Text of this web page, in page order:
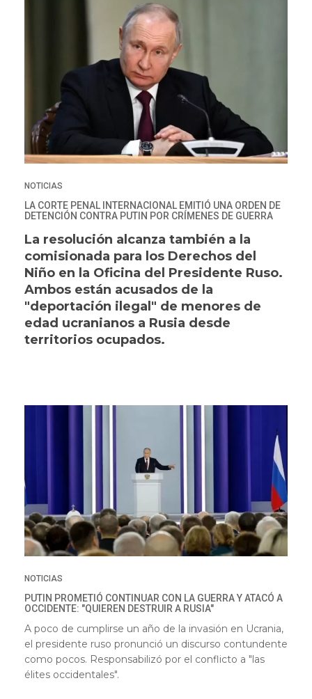
NOTICIAS
LA CORTE PENAL INTERNACIONAL EMITIÓ UNA ORDEN DE
DETENCIÓN CONTRA PUTIN POR CRÍMENES DE GUERRA
La resolución alcanza también a la
comisionada para los Derechos del
Niño en la Oficina del Presidente Ruso.
Ambos están acusados de la
"deportación ilegal" de menores de
edad ucranianos a Rusia desde
territorios ocupados.
NOTICIAS
PUTIN PROMETIÓ CONTINUAR CON LA GUERRA Y ATACÓ A
OCCIDENTE: "QUIEREN DESTRUIR A RUSIA"
A poco de cumplirse un año de la invasión en Ucrania,
el presidente ruso pronunció un discurso contundente
como pocos. Responsabilizó por el conflicto a "las
élites occidentales".